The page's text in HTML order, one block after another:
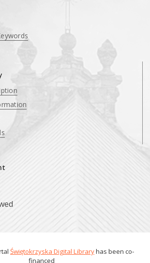
Świętokrzyska Digital Libraryhas been co-
financed